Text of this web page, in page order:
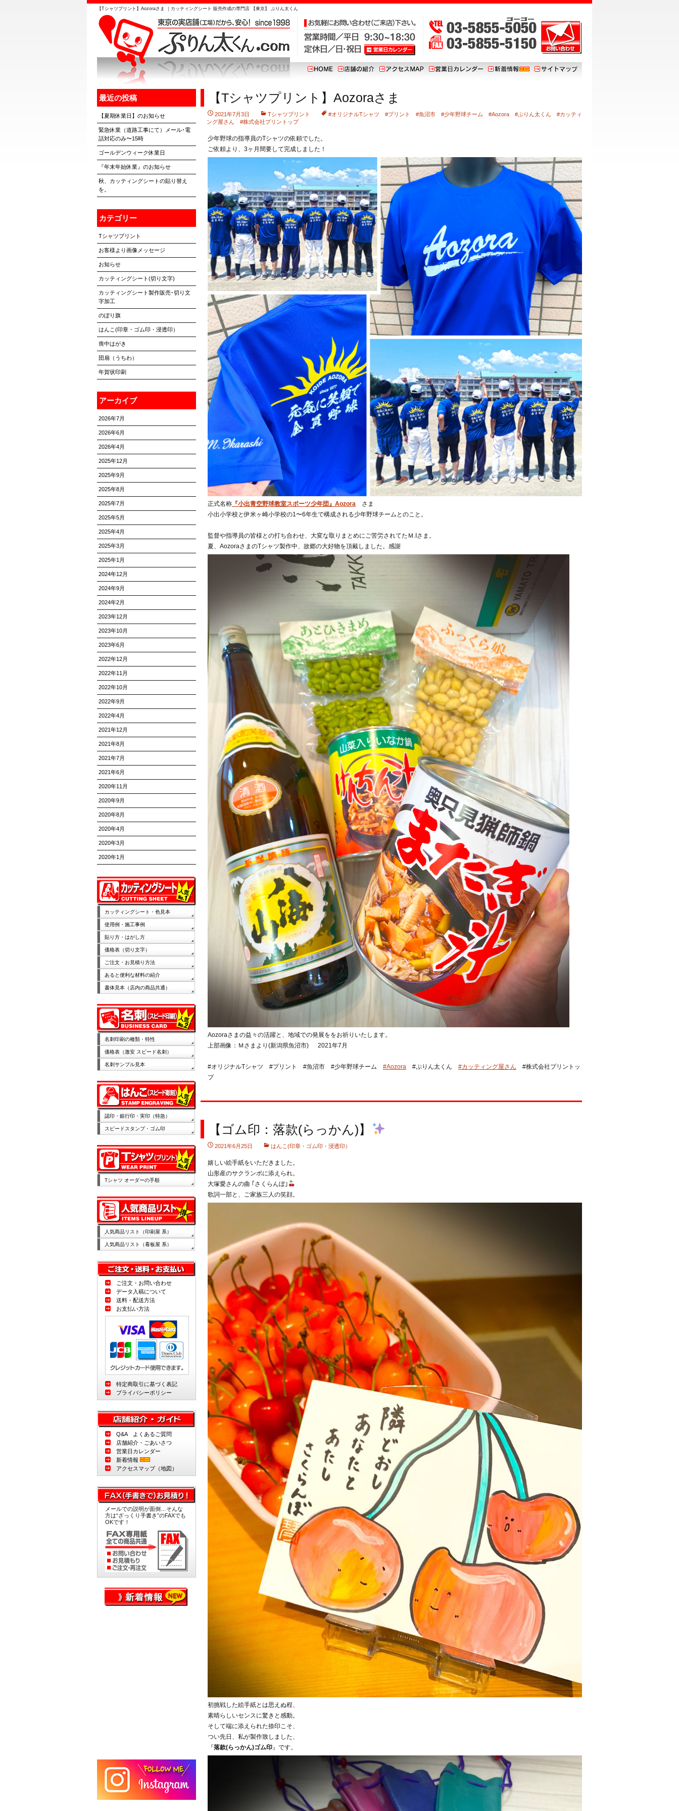
【Tシャツプリント】Aozoraさま ｜カッティングシート 販売作成の専門店 【東京】 ぷりん太くん
最近の投稿
【夏期休業日】のお知らせ
緊急休業（道路工事にて）メール･電
話対応のみ〜15時
ゴールデンウィーク休業日
『年末年始休業』のお知らせ
秋、カッティングシートの貼り替え
を。
カテゴリー
Tシャツプリント
お客様より画像メッセージ
お知らせ
カッティングシート(切り文字)
カッティングシート製作販売･切り文
字加工
のぼり旗
はんこ(印章・ゴム印・浸透印）
喪中はがき
団扇（うちわ）
年賀状印刷
アーカイブ
2026年7月
2026年6月
2026年4月
2025年12月
2025年9月
2025年8月
2025年7月
2025年5月
2025年4月
2025年3月
2025年1月
2024年12月
2024年9月
2024年2月
2023年12月
2023年10月
2023年6月
2022年12月
2022年11月
2022年10月
2022年9月
2022年4月
2021年12月
2021年8月
2021年7月
2021年6月
2020年11月
2020年9月
2020年8月
2020年4月
2020年3月
2020年1月
カッティングシート・色見本
使用例・施工事例
貼り方・はがし方
価格表（切り文字）
ご注文・お見積り方法
あると便利な材料の紹介
書体見本（店内の商品共通）
名刺印刷の種類・特性
価格表（激安 スピード名刺）
名刺サンプル見本
認印・銀行印・実印（特急）
スピードスタンプ・ゴム印
Tシャツ オーダーの手順
人気商品リスト（印刷屋 系）
人気商品リスト（看板屋 系）
ご注文・お問い合わせ
データ入稿について
送料・配送方法
お支払い方法
特定商取引に基づく表記
プライバシーポリシー
Q&A よくあるご質問
店舗紹介・ごあいさつ
営業日カレンダー
新着情報
アクセスマップ（地図）
メールでの説明が面倒…そんな
方は“ざっくり手書き”のFAXでも
OKです！
【Tシャツプリント】Aozoraさま
2021年7月3日 Tシャツプリント
#オリジナルTシャツ #プリント #魚沼市 #少年野球チーム #Aozora #ぷりん太くん #カッティ
ング屋さん #株式会社プリントップ
少年野球の指導員のTシャツの依頼でした。
ご依頼より、3ヶ月間要して完成しました！
正式名称 『小出青空野球教室スポーツ少年団』Aozora
さま
小出小学校と伊米ヶ崎小学校の1〜6年生で構成される少年野球チームとのこと。
監督や指導員の皆様との打ち合わせ、大変な取りまとめにご苦労されてたＭ.Iさま。
夏、AozoraさまのTシャツ製作中、故郷の大好物を頂戴しました。感謝
Aozoraさまの益々の活躍と、地域での発展ををお祈りいたします。
上部画像：Ｍさまより(新潟県魚沼市) 2021年7月
#オリジナルTシャツ #プリント #魚沼市 #少年野球チーム #Aozora #ぷりん太くん #カッティング屋さん #株式会社プリントッ
プ
【ゴム印：落款(らっかん)】
2021年6月25日 はんこ(印章・ゴム印・浸透印）
嬉しい絵手紙をいただきました。
山形産のサクランボに添えられ。
大塚愛さんの曲 ｢さくらんぼ｣
歌詞一部と、ご家族三人の笑顔。
初挑戦した絵手紙とは思えぬ程、
素晴らしいセンスに驚きと感動。
そして端に添えられた捺印こそ、
つい先日、私が製作致しました、
『落款(らっかん)ゴム印 』です。